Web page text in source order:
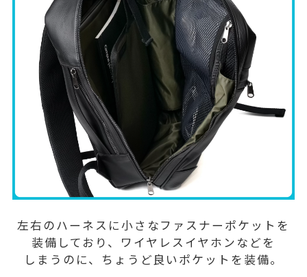
左右のハーネスに小さなファスナーポケットを
装備しており、ワイヤレスイヤホンなどを
しまうのに、ちょうど良いポケットを装備。